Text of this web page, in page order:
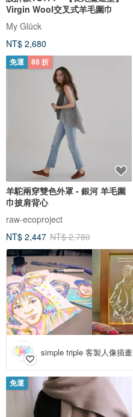
Virgin Wool交叉式羊毛圍巾
My Glück
NT$ 2,680
免運 88 折
羊駝兩穿雙色外罩 - 銀河 羊毛圍
巾披肩背心
raw-ecoproject
NT$ 2,447 NT$ 2,780
simple triple 客製人像插畫
免運